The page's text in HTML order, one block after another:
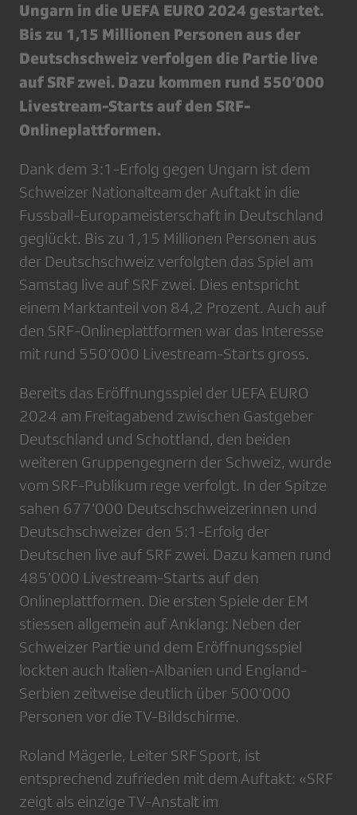
Ungarn in die UEFA EURO 2024 gestartet.
Bis zu 1,15 Millionen Personen aus der
Deutschschweiz verfolgen die Partie live
auf SRF zwei. Dazu kommen rund 550’000
Livestream-Starts auf den SRF-
Onlineplattformen.
Dank dem 3:1-Erfolg gegen Ungarn ist dem
Schweizer Nationalteam der Auftakt in die
Fussball-Europameisterschaft in Deutschland
geglückt. Bis zu 1,15 Millionen Personen aus
der Deutschschweiz verfolgten das Spiel am
Samstag live auf SRF zwei. Dies entspricht
einem Marktanteil von 84,2 Prozent. Auch auf
den SRF-Onlineplattformen war das Interesse
mit rund 550’000 Livestream-Starts gross.
Bereits das Eröffnungsspiel der UEFA EURO
2024 am Freitagabend zwischen Gastgeber
Deutschland und Schottland, den beiden
weiteren Gruppengegnern der Schweiz, wurde
vom SRF-Publikum rege verfolgt. In der Spitze
sahen 677’000 Deutschschweizerinnen und
Deutschschweizer den 5:1-Erfolg der
Deutschen live auf SRF zwei. Dazu kamen rund
485’000 Livestream-Starts auf den
Onlineplattformen. Die ersten Spiele der EM
stiessen allgemein auf Anklang: Neben der
Schweizer Partie und dem Eröffnungsspiel
lockten auch Italien-Albanien und England-
Serbien zeitweise deutlich über 500’000
Personen vor die TV-Bildschirme.
Roland Mägerle, Leiter SRF Sport, ist
entsprechend zufrieden mit dem Auftakt: «SRF
zeigt als einzige TV-Anstalt im